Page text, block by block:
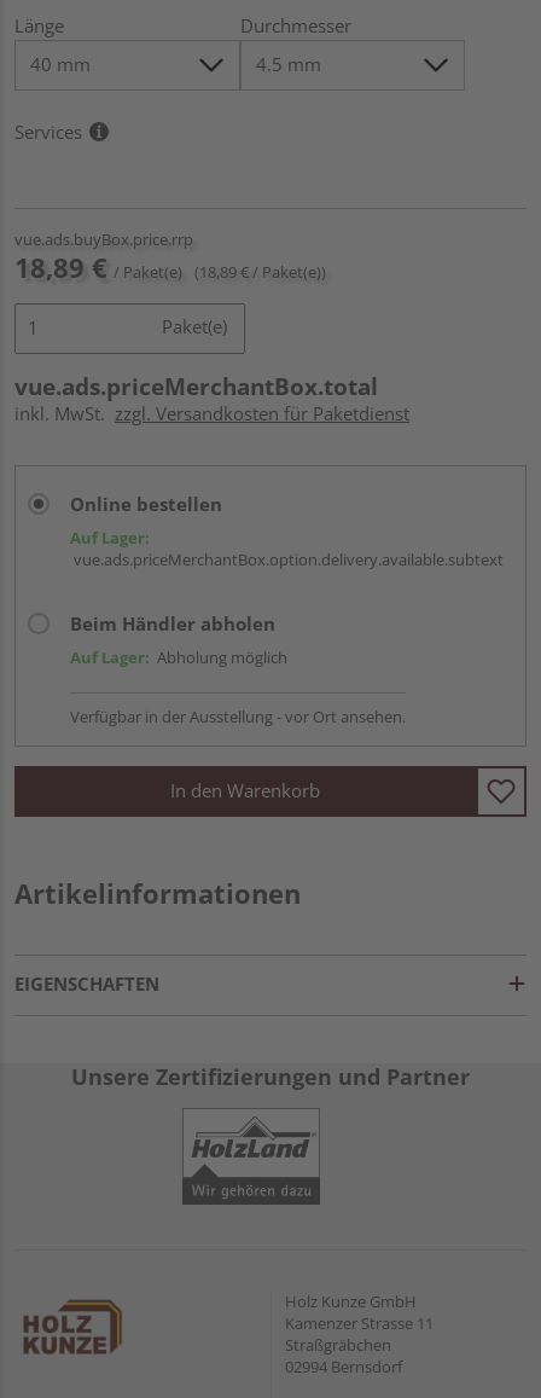
Länge Durchmesser
Services
vue.ads.buyBox.price.rrp
18,89 € / Paket(e) (18,89 € / Paket(e))
Paket(e)
vue.ads.priceMerchantBox.total
inkl. MwSt. zzgl. Versandkosten für Paketdienst
Online bestellen
Auf Lager:
vue.ads.priceMerchantBox.option.delivery.available.subtext
Beim Händler abholen
Auf Lager: Abholung möglich
Verfügbar in der Ausstellung - vor Ort ansehen.
In den Warenkorb
Artikelinformationen
EIGENSCHAFTEN
Unsere Zertifizierungen und Partner
Holz Kunze GmbH
Kamenzer Strasse 11
Straßgräbchen
02994 Bernsdorf